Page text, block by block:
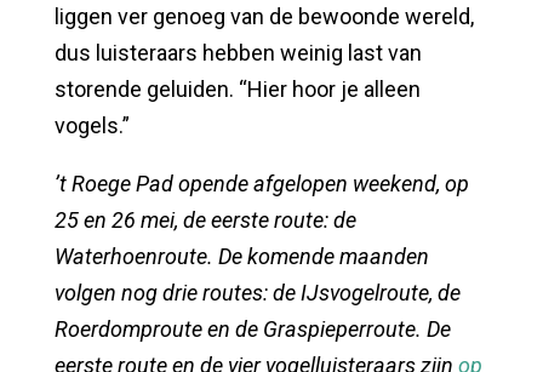
liggen ver genoeg van de bewoonde wereld,
dus luisteraars hebben weinig last van
storende geluiden. “Hier hoor je alleen
vogels.”
’t Roege Pad opende afgelopen weekend, op
25 en 26 mei, de eerste route: de
Waterhoenroute. De komende maanden
volgen nog drie routes: de IJsvogelroute, de
Roerdomproute en de Graspieperroute. De
eerste route en de vier vogelluisteraars zijn op